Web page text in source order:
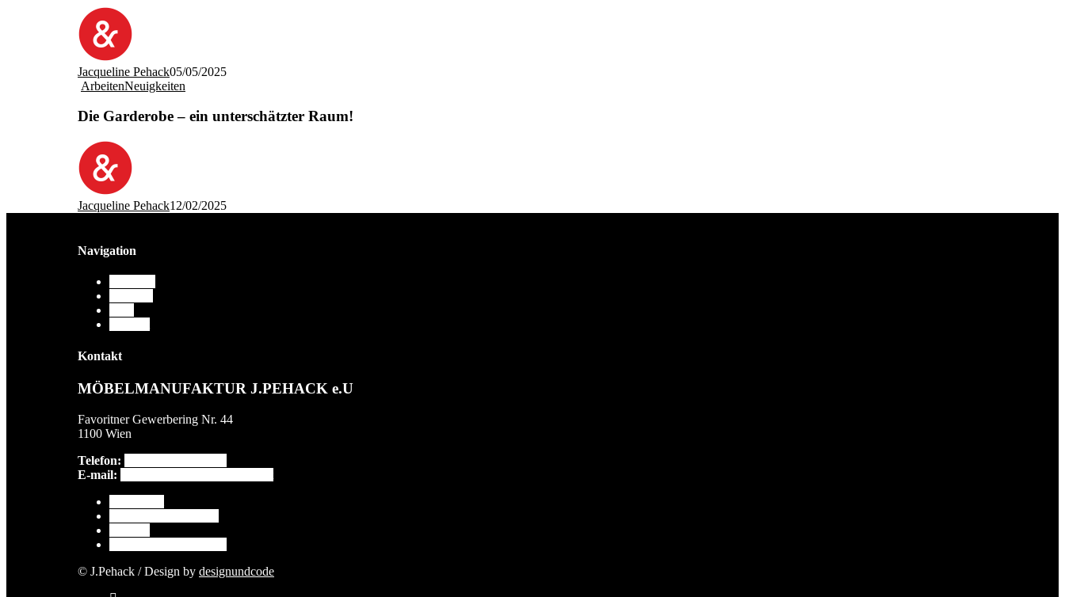
Jacqueline Pehack05/05/2025
ArbeitenNeuigkeiten
Die Garderobe – ein unterschätzter Raum!
Jacqueline Pehack12/02/2025
Navigation
Kontakt
MÖBELMANUFAKTUR J.PEHACK e.U
Favoritner Gewerbering Nr. 44
1100 Wien
Telefon:
E-mail:
© J.Pehack / Design by designundcode